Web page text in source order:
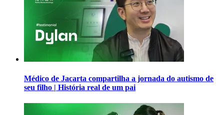
Médico de Jacarta compartilha a jornada do autismo de
seu filho | História real de um pai